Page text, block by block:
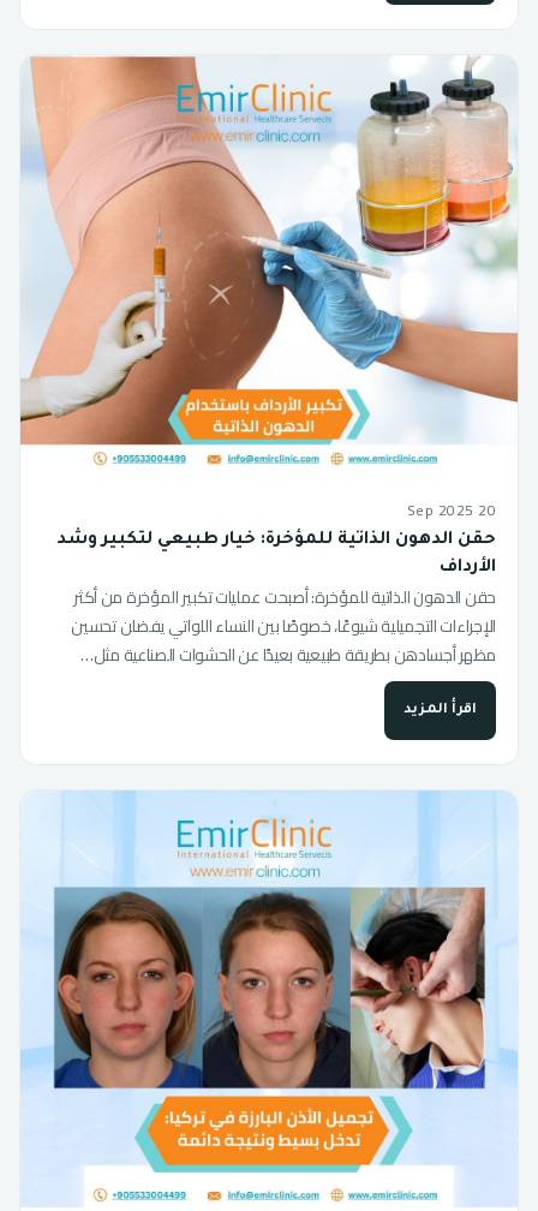
20 Sep 2025
حقن الدهون الذاتية للمؤخرة: خيار طبيعي لتكبير وشد
الأرداف
حقن الدهون الذاتية للمؤخرة: أصبحت عمليات تكبير المؤخرة من أكثر
الإجراءات التجميلية شيوعًا، خصوصًا بين النساء اللواتي يفضلن تحسين
مظهر أجسادهن بطريقة طبيعية بعيدًا عن الحشوات الصناعية مثل…
اقرأ المزيد